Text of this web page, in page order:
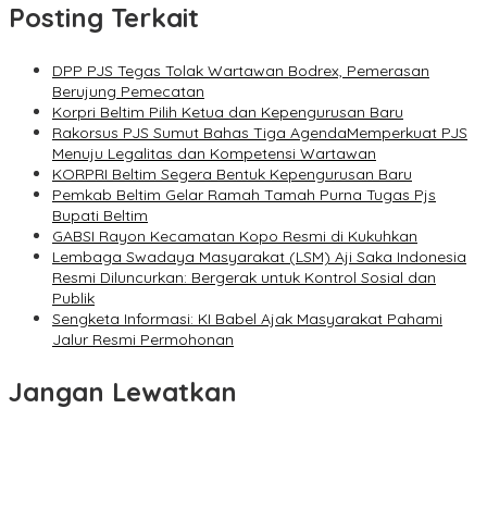
Posting Terkait
DPP PJS Tegas Tolak Wartawan Bodrex, Pemerasan
Berujung Pemecatan
Korpri Beltim Pilih Ketua dan Kepengurusan Baru
Rakorsus PJS Sumut Bahas Tiga AgendaMemperkuat PJS
Menuju Legalitas dan Kompetensi Wartawan
KORPRI Beltim Segera Bentuk Kepengurusan Baru
Pemkab Beltim Gelar Ramah Tamah Purna Tugas Pjs
Bupati Beltim
GABSI Rayon Kecamatan Kopo Resmi di Kukuhkan
Lembaga Swadaya Masyarakat (LSM) Aji Saka Indonesia
Resmi Diluncurkan: Bergerak untuk Kontrol Sosial dan
Publik
Sengketa Informasi: KI Babel Ajak Masyarakat Pahami
Jalur Resmi Permohonan
Jangan Lewatkan